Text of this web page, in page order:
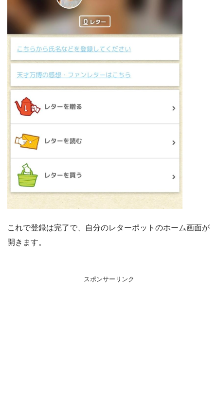
これで登録は完了で、自分のレターポットのホーム画面が
開きます。
スポンサーリンク